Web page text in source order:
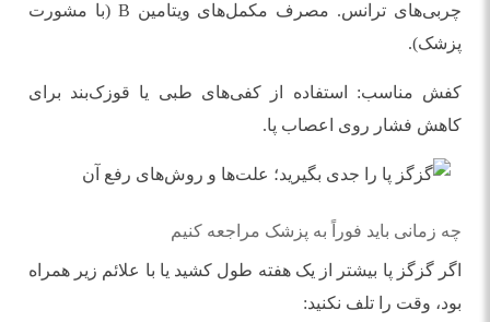
چربی‌های ترانس. مصرف مکمل‌های ویتامین B (با مشورت
پزشک).
کفش مناسب: استفاده از کفی‌های طبی یا قوزک‌بند برای
کاهش فشار روی اعصاب پا.
چه زمانی باید فوراً به پزشک مراجعه کنیم
اگر گزگز پا بیشتر از یک هفته طول کشید یا با علائم زیر همراه
بود، وقت را تلف نکنید: